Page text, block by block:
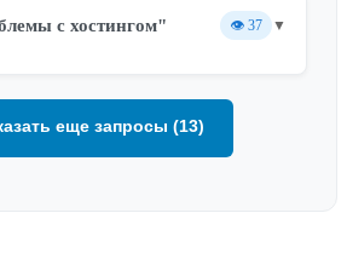
с хостингом" 👁️ 37 ▼
еще запросы (13)